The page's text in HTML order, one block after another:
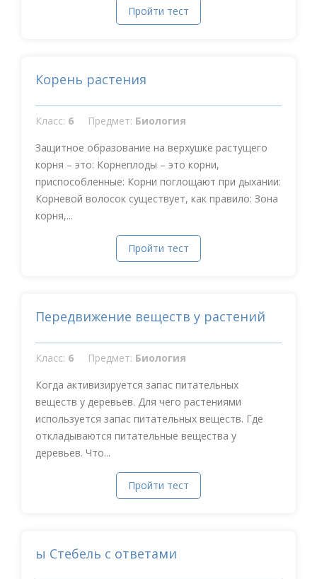
Пройти тест
Корень растения
Класс: 6 Предмет: Биология
Защитное образование на верхушке растущего
корня – это: Корнеплоды – это корни,
приспособленные: Корни поглощают при дыхании:
Корневой волосок существует, как правило: Зона
корня,...
Пройти тест
Передвижение веществ у растений
Класс: 6 Предмет: Биология
Когда активизируется запас питательных
веществ у деревьев. Для чего растениями
используется запас питательных веществ. Где
откладываются питательные вещества у
деревьев. Что...
Пройти тест
ы Стебель с ответами